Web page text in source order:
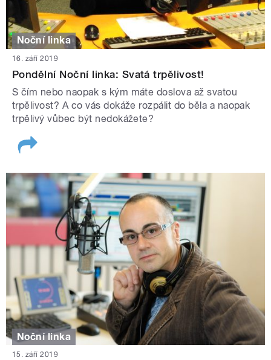
Noční linka
16. září 2019
Pondělní Noční linka: Svatá trpělivost!
S čím nebo naopak s kým máte doslova až svatou
trpělivost? A co vás dokáže rozpálit do běla a naopak
trpělivý vůbec být nedokážete?
Noční linka
15. září 2019